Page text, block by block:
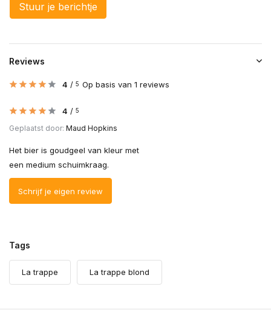
Stuur je berichtje
Reviews
4 / 5 Op basis van 1 reviews
4 / 5
Geplaatst door: Maud Hopkins
Het bier is goudgeel van kleur met
een medium schuimkraag.
Schrijf je eigen review
Tags
La trappe La trappe blond